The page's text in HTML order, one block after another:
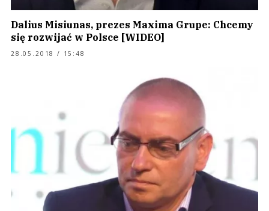
Dalius Misiunas, prezes Maxima Grupe: Chcemy
się rozwijać w Polsce [WIDEO]
28.05.2018 / 15:48